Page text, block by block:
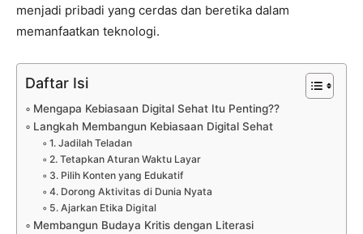
menjadi pribadi yang cerdas dan beretika dalam
memanfaatkan teknologi.
Daftar Isi
Mengapa Kebiasaan Digital Sehat Itu Penting??
Langkah Membangun Kebiasaan Digital Sehat
1. Jadilah Teladan
2. Tetapkan Aturan Waktu Layar
3. Pilih Konten yang Edukatif
4. Dorong Aktivitas di Dunia Nyata
5. Ajarkan Etika Digital
Membangun Budaya Kritis dengan Literasi